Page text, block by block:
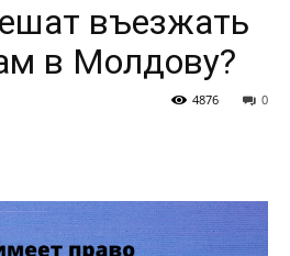
въезжать
в Молдову?
0
4876